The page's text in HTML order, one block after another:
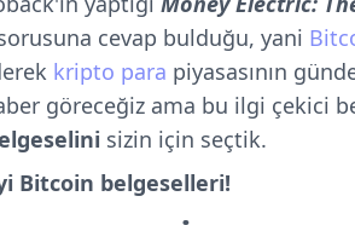
cevap bulduğu, yani
kripto para piyasasının
göreceğiz ama bu ilgi çekici
sizin için seçtik.
Bitcoin belgeselleri!